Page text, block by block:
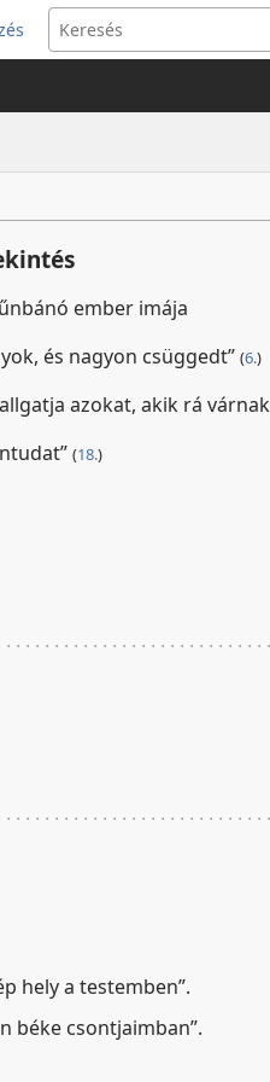
ember imája
és nagyon csüggedt” (6.)
azokat, akik rá várnak
(18.)
hely a testemben”.
béke csontjaimban”.